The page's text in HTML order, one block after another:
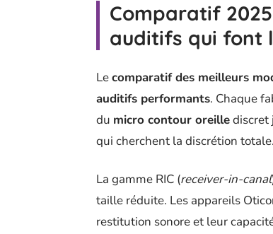
Comparatif
auditifs qui font
Lecomparatif des meilleurs
auditifs performants. Chaque
du micro contour oreillediscret
qui cherchent la discrétion totale.
La gamme RIC (receiver-in-canal
taille réduite. Les appareils
restitution sonore et leur